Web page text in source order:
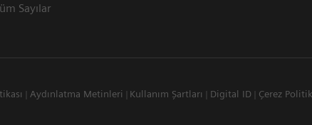
Sayılar
Aydınlatma Metinleri Kullanım Şartları Digital ID Çerez